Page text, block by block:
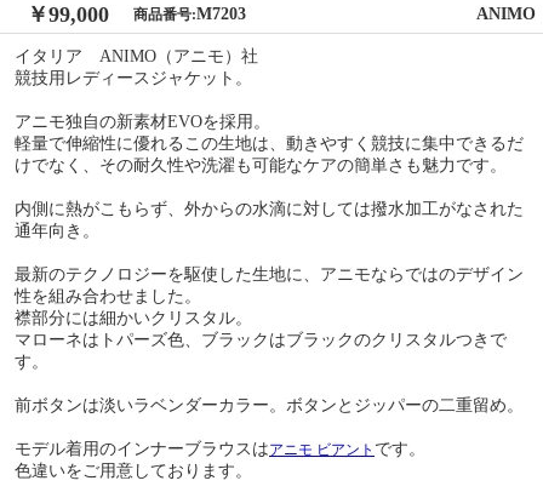
￥99,000 商品番号:M7203 ANIMO
イタリア ANIMO（アニモ）社
競技用レディースジャケット。
アニモ独自の新素材EVOを採用。
軽量で伸縮性に優れるこの生地は、動きやすく競技に集中できるだ
けでなく、その耐久性や洗濯も可能なケアの簡単さも魅力です。
内側に熱がこもらず、外からの水滴に対しては撥水加工がなされた
通年向き。
最新のテクノロジーを駆使した生地に、アニモならではのデザイン
性を組み合わせました。
襟部分には細かいクリスタル。
マローネはトパーズ色、ブラックはブラックのクリスタルつきで
す。
前ボタンは淡いラベンダーカラー。ボタンとジッパーの二重留め。
モデル着用のインナーブラウスはアニモ ビアント です。
色違いをご用意しております。